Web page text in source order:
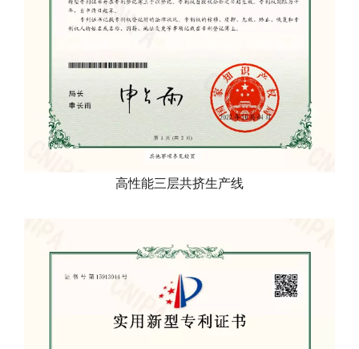
高性能三层共挤生产线